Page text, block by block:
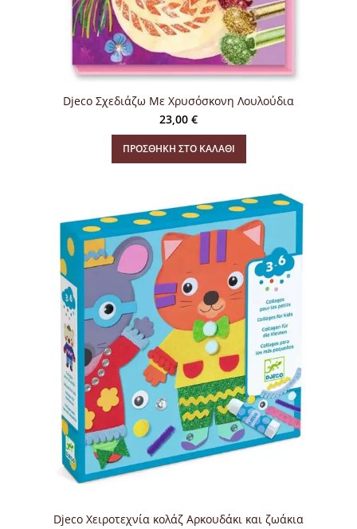
Djeco Σχεδιάζω Με Χρυσόσκονη Λουλούδια
23,00 €
ΠΡΟΣΘΉΚΗ ΣΤΟ ΚΑΛΆΘΙ
Djeco Χειροτεχνία κολάζ Αρκουδάκι και ζωάκια